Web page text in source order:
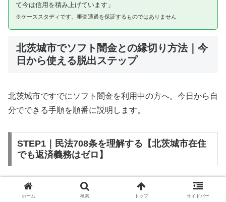
て今は信用を積み上げています」
※ケーススタディです。審査通過を保証するものではありません
北茨城市でソフト闇金との縁切り方法｜今
日から使える脱出ステップ
北茨城市ですでにソフト闇金を利用中の方へ。今日から自
分でできる手順を順番に説明します。
STEP1｜民法708条を理解する【北茨城市在住
でも返済義務はゼロ】
ソフト闇金を含む闇金との金銭消費貸借契約は、公序良俗
ホーム 検索 トップ サイドバー